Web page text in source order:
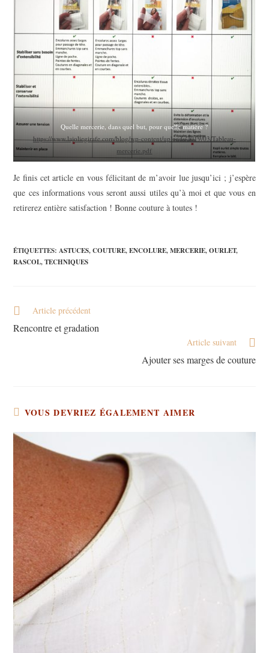
Quelle mercerie, dans quel but, pour quelle matière ?
https://www.lajoliegirafe.com/blog/wp-content/uploads/2019/03/Tableau-
mercerie.pdf
Je finis cet article en vous félicitant de m’avoir lue jusqu’ici ; j’espère
que ces informations vous seront aussi utiles qu’à moi et que vous en
retirerez entière satisfaction ! Bonne couture à toutes !
ÉTIQUETTES:ASTUCES, COUTURE, ENCOLURE, MERCERIE, OURLET,
RASCOL, TECHNIQUES
Article précédent
Rencontre et gradation
Article suivant
Ajouter ses marges de couture
VOUS DEVRIEZ ÉGALEMENT AIMER